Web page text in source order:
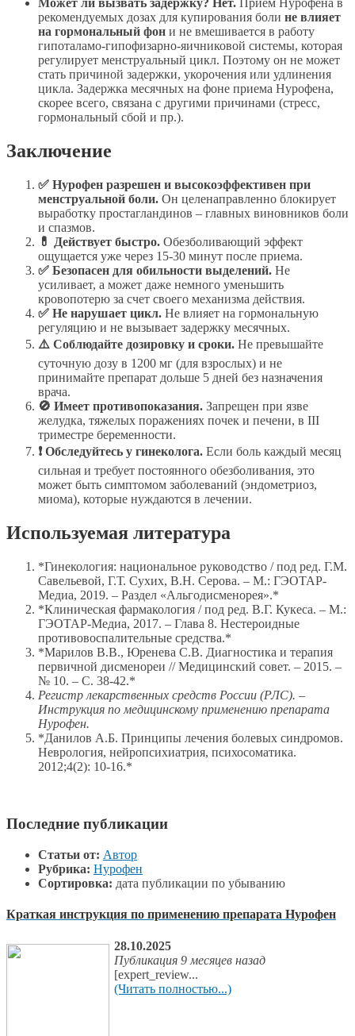
Может ли вызвать задержку? Нет. Прием Нурофена в
рекомендуемых дозах для купирования боли не влияет
на гормональный фон и не вмешивается в работу
гипоталамо-гипофизарно-яичниковой системы, которая
регулирует менструальный цикл. Поэтому он не может
стать причиной задержки, укорочения или удлинения
цикла. Задержка месячных на фоне приема Нурофена,
скорее всего, связана с другими причинами (стресс,
гормональный сбой и пр.).
Заключение
✅ Нурофен разрешен и высокоэффективен при
менструальной боли. Он целенаправленно блокирует
выработку простагландинов – главных виновников боли
и спазмов.
💊 Действует быстро. Обезболивающий эффект
ощущается уже через 15-30 минут после приема.
✅ Безопасен для обильности выделений. Не
усиливает, а может даже немного уменьшить
кровопотерю за счет своего механизма действия.
✅ Не нарушает цикл. Не влияет на гормональную
регуляцию и не вызывает задержку месячных.
⚠️ Соблюдайте дозировку и сроки. Не превышайте
суточную дозу в 1200 мг (для взрослых) и не
принимайте препарат дольше 5 дней без назначения
врача.
🚫 Имеет противопоказания. Запрещен при язве
желудка, тяжелых поражениях почек и печени, в III
триместре беременности.
❗ Обследуйтесь у гинеколога. Если боль каждый месяц
сильная и требует постоянного обезболивания, это
может быть симптомом заболеваний (эндометриоз,
миома), которые нуждаются в лечении.
Используемая литература
*Гинекология: национальное руководство / под ред. Г.М.
Савельевой, Г.Т. Сухих, В.Н. Серова. – М.: ГЭОТАР-
Медиа, 2019. – Раздел «Альгодисменорея».*
*Клиническая фармакология / под ред. В.Г. Кукеса. – М.:
ГЭОТАР-Медиа, 2017. – Глава 8. Нестероидные
противовоспалительные средства.*
*Марилов В.В., Юренева С.В. Диагностика и терапия
первичной дисменореи // Медицинский совет. – 2015. –
№ 10. – С. 38-42.*
Регистр лекарственных средств России (РЛС). –
Инструкция по медицинскому применению препарата
Нурофен.
*Данилов А.Б. Принципы лечения болевых синдромов.
Неврология, нейропсихиатрия, психосоматика.
2012;4(2): 10-16.*
Последние публикации
Статьи от: Автор
Рубрика: Нурофен
Сортировка: дата публикации по убыванию
Краткая инструкция по применению препарата Нурофен
28.10.2025
Публикация 9 месяцев назад
[expert_review...
(Читать полностью...)